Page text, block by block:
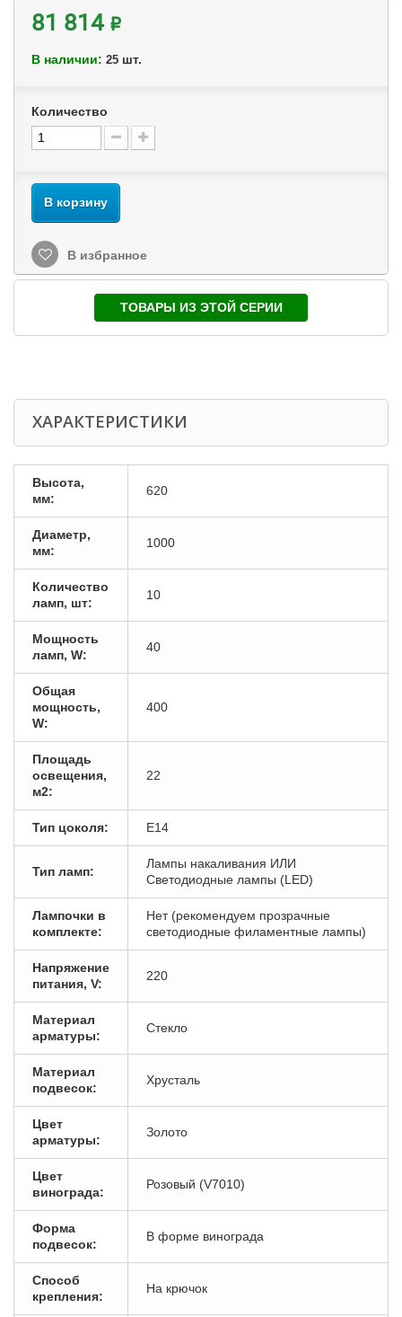
81 814 ₽
В наличии: 25 шт.
Количество
В корзину
В избранное
ТОВАРЫ ИЗ ЭТОЙ СЕРИИ
ХАРАКТЕРИСТИКИ
Высота,
мм:
620
Диаметр,
мм:
1000
Количество
ламп, шт:
10
Мощность
ламп, W:
40
Общая
мощность,
W:
400
Площадь
освещения,
м2:
22
Тип цоколя: E14
Тип ламп:
Лампы накаливания ИЛИ
Светодиодные лампы (LED)
Лампочки в
комплекте:
Нет (рекомендуем прозрачные
светодиодные филаментные лампы)
Напряжение
питания, V:
220
Материал
арматуры:
Стекло
Материал
подвесок:
Хрусталь
Цвет
арматуры:
Золото
Цвет
винограда:
Розовый (V7010)
Форма
подвесок:
В форме винограда
Способ
крепления:
На крючок